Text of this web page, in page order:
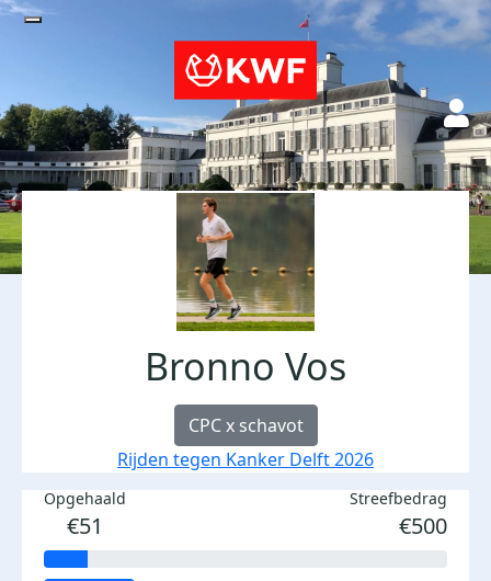
Bronno Vos
CPC x schavot
Rijden tegen Kanker Delft 2026
Opgehaald
€51
Streefbedrag
€500